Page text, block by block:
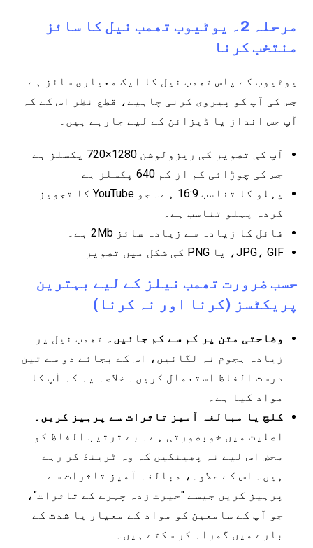
مرحلہ 2۔ یوٹیوب تھمب نیل کا سائز
منتخب کرنا
یوٹیوب کے پاس تھمب نیل کا ایک معیاری سائز ہے
جس کی آپ کو پیروی کرنی چاہیے، قطع نظر اس کے کہ
آپ جس انداز یا ڈیزائن کے لیے جارہے ہیں۔
آپ کی تصویر کی ریزولوشن 1280×720 پکسلز ہے
جس کی چوڑائی کم از کم 640 پکسلز ہے
پہلو کا تناسب 16:9 ہے۔ جو YouTube کا تجویز
کردہ پہلو تناسب ہے۔
فائل کا زیادہ سے زیادہ سائز 2Mb ہے۔
JPG، GIF، یا PNG کی شکل میں تصویر
حسب ضرورت تھمب نیلز کے لیے بہترین
پریکٹسز (کرنا اور نہ کرنا)
وضاحتی متن پر کم سے کم جائیں۔ تھمب نیل پر
زیادہ ہجوم نہ لگائیں، اس کے بجائے دو سے تین
درست الفاظ استعمال کریں۔ خلاصہ یہ کہ آپ کا
مواد کیا ہے۔
کلچ یا مبالغہ آمیز تاثرات سے پرہیز کریں۔
اصلیت میں خوبصورتی ہے۔ بے ترتیب الفاظ کو
محض اس لیے نہ پھینکیں کہ وہ ٹرینڈ کر رہے
ہیں۔ اس کے علاوہ، مبالغہ آمیز تاثرات سے
پرہیز کریں جیسے "حیرت زدہ چہرے کے تاثرات"،
جو آپ کے سامعین کو مواد کے معیار یا شدت کے
بارے میں گمراہ کر سکتے ہیں۔